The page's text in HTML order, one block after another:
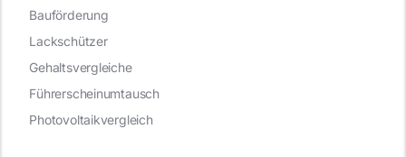
Bauförderung
Lackschützer
Gehaltsvergleiche
Führerscheinumtausch
Photovoltaikvergleich